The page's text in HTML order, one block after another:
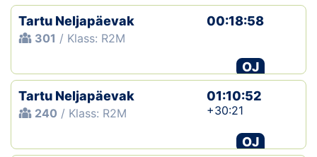
Tartu Neljapäevak
301 / Klass: R2M
00:18:58
OJ
Tartu Neljapäevak
240 / Klass: R2M
01:10:52
+30:21
OJ